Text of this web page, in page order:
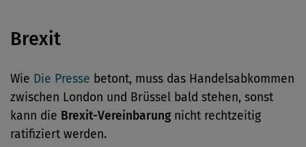
Brexit
Wie Die Presse betont, muss das Handelsabkommen
zwischen London und Brüssel bald stehen, sonst
kann die Brexit-Vereinbarungnicht rechtzeitig
ratifiziert werden.